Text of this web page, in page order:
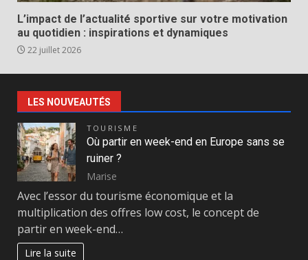
L’impact de l’actualité sportive sur votre motivation
au quotidien : inspirations et dynamiques
22 juillet 2026
LES NOUVEAUTÉS
TOURISME
Où partir en week-end en Europe sans se
ruiner ?
Marise
Avec l’essor du tourisme économique et la
multiplication des offres low cost, le concept de
partir en week-end…
Lire la suite